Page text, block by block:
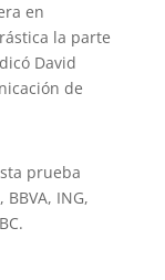
en
la parte
David
de
prueba
ING,